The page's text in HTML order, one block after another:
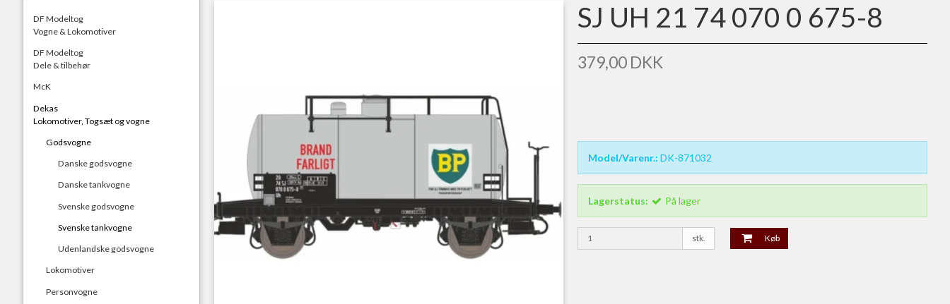
DF Modeltog
Vogne & Lokomotiver
DF Modeltog
Dele & tilbehør
McK
Dekas
Lokomotiver, Togsæt og vogne
Godsvogne
Danske godsvogne
Danske tankvogne
Svenske godsvogne
Svenske tankvogne
Udenlandske godsvogne
Lokomotiver
Personvogne
SJ UH 21 74 070 0 675-8
379,00 DKK
Model/Varenr.: DK-871032
Lagerstatus: På lager
stk. Køb